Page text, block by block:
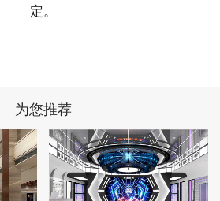
定。
为您推荐